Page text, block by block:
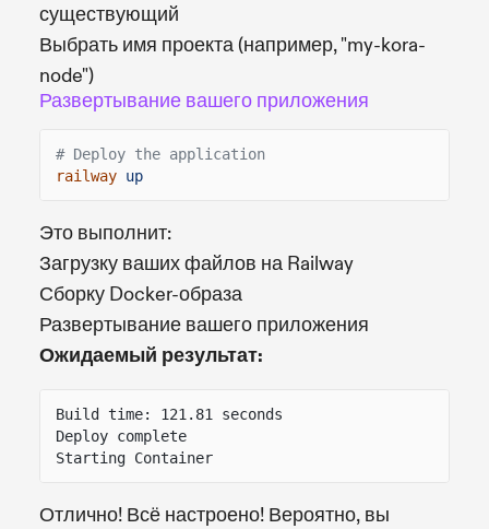
существующий
Выбрать имя проекта (например, "my-kora-
node")
Развертывание вашего приложения
# Deploy the application
railway up
Это выполнит:
Загрузку ваших файлов на Railway
Сборку Docker-образа
Развертывание вашего приложения
Ожидаемый результат:
Build time: 121.81 seconds
Deploy complete
Starting Container
Отлично! Всё настроено! Вероятно, вы